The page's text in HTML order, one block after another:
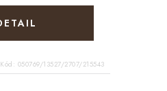
Kód: 050769/13527/2707/215543